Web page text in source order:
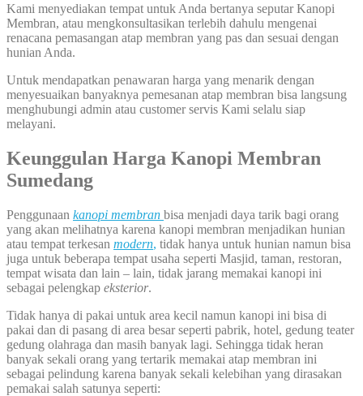
Kami menyediakan tempat untuk Anda bertanya seputar Kanopi
Membran, atau mengkonsultasikan terlebih dahulu mengenai
renacana pemasangan atap membran yang pas dan sesuai dengan
hunian Anda.
Untuk mendapatkan penawaran harga yang menarik dengan
menyesuaikan banyaknya pemesanan atap membran bisa langsung
menghubungi admin atau customer servis Kami selalu siap
melayani.
Keunggulan Harga Kanopi Membran
Sumedang
Penggunaan kanopi membran bisa menjadi daya tarik bagi orang
yang akan melihatnya karena kanopi membran menjadikan hunian
atau tempat terkesan modern, tidak hanya untuk hunian namun bisa
juga untuk beberapa tempat usaha seperti Masjid, taman, restoran,
tempat wisata dan lain – lain, tidak jarang memakai kanopi ini
sebagai pelengkap eksterior.
Tidak hanya di pakai untuk area kecil namun kanopi ini bisa di
pakai dan di pasang di area besar seperti pabrik, hotel, gedung teater
gedung olahraga dan masih banyak lagi. Sehingga tidak heran
banyak sekali orang yang tertarik memakai atap membran ini
sebagai pelindung karena banyak sekali kelebihan yang dirasakan
pemakai salah satunya seperti: